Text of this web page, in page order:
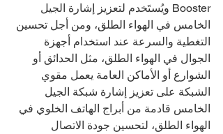
Booster ويُستَخدم لتعزيز إشارة الجيل
الخامس في الهواء الطلق، ومن أجل تحسين
التغطية والسرعة عند استخدام أجهزة
الجوال في الهواء الطلق، مثل الحدائق أو
الشوارع أو الأماكن العامة يعمل مقوي
الشبكة على تعزيز إشارة شبكة الجيل
الخامس قادمة من أبراج الهاتف الخلوي في
الهواء الطلق، لتحسين جودة الاتصال